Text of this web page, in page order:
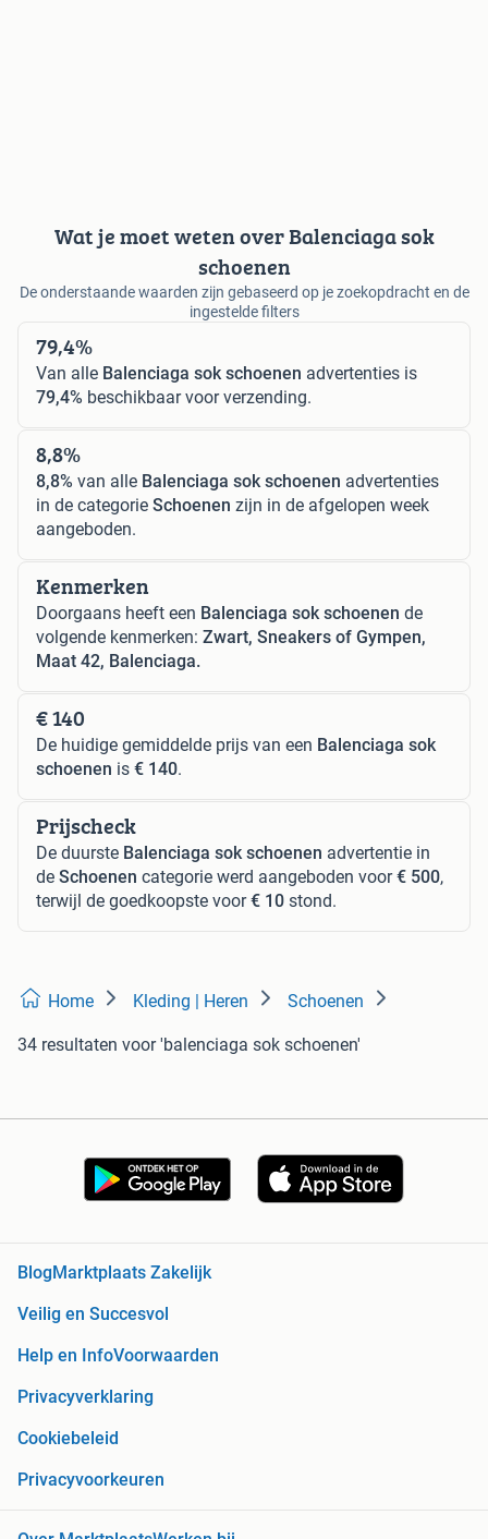
Wat je moet weten over Balenciaga sok
schoenen
De onderstaande waarden zijn gebaseerd op je zoekopdracht en de
ingestelde filters
79,4%
Van alle Balenciaga sok schoenen advertenties is
79,4% beschikbaar voor verzending.
8,8%
8,8% van alle Balenciaga sok schoenen advertenties
in de categorie Schoenen zijn in de afgelopen week
aangeboden.
Kenmerken
Doorgaans heeft een Balenciaga sok schoenen de
volgende kenmerken: Zwart, Sneakers of Gympen,
Maat 42, Balenciaga.
€ 140
De huidige gemiddelde prijs van een Balenciaga sok
schoenen is € 140.
Prijscheck
De duurste Balenciaga sok schoenen advertentie in
de Schoenen categorie werd aangeboden voor€ 500,
terwijl de goedkoopste voor€ 10 stond.
Home Kleding | Heren Schoenen
34 resultaten voor 'balenciaga sok schoenen'
BlogMarktplaats Zakelijk
Veilig en Succesvol
Help en InfoVoorwaarden
Privacyverklaring
Cookiebeleid
Privacyvoorkeuren